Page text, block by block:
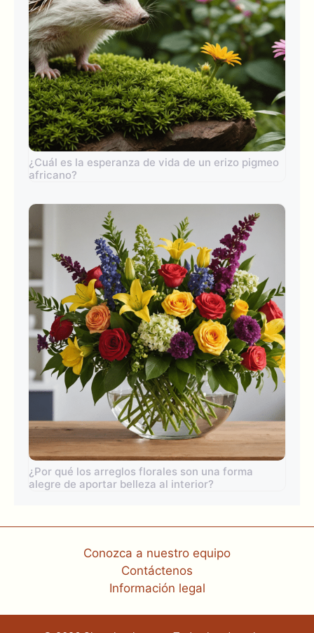
¿Cuál es la esperanza de vida de un erizo pigmeo
africano?
¿Por qué los arreglos florales son una forma
alegre de aportar belleza al interior?
Conozca a nuestro equipo
Contáctenos
Información legal